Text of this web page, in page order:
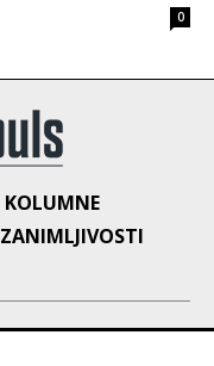
0
KOLUMNE
ZANIMLJIVOSTI